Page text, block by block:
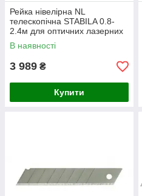
Рейка нівелірна NL
телескопічна STABILA 0.8-
2.4м для оптичних лазерних
рівнів 07468
В наявності
3 989 ₴
Купити